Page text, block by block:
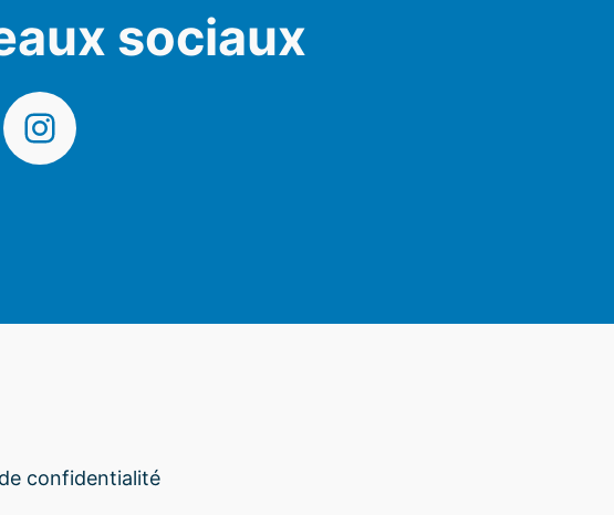
sociaux
Instagram
confidentialité